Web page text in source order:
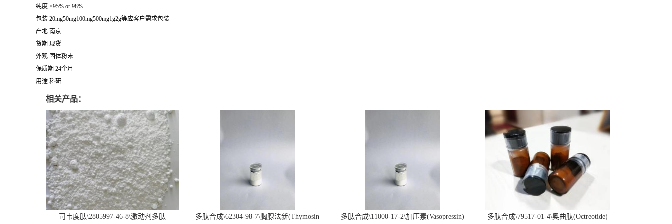
纯度 ≥95% or 98%
包装 20mg50mg100mg500mg1g2g等应客户需求包装
产地 南京
货期 现货
外观 固体粉末
保质期 24个月
用途 科研
相关产品：
司韦度肽\2805997-46-8\激动剂多肽 多肽合成\62304-98-7\胸腺法新(Thymosin 多肽合成\11000-17-2\加压素(Vasopressin) 多肽合成\79517-01-4\奥曲肽(Octreotide)